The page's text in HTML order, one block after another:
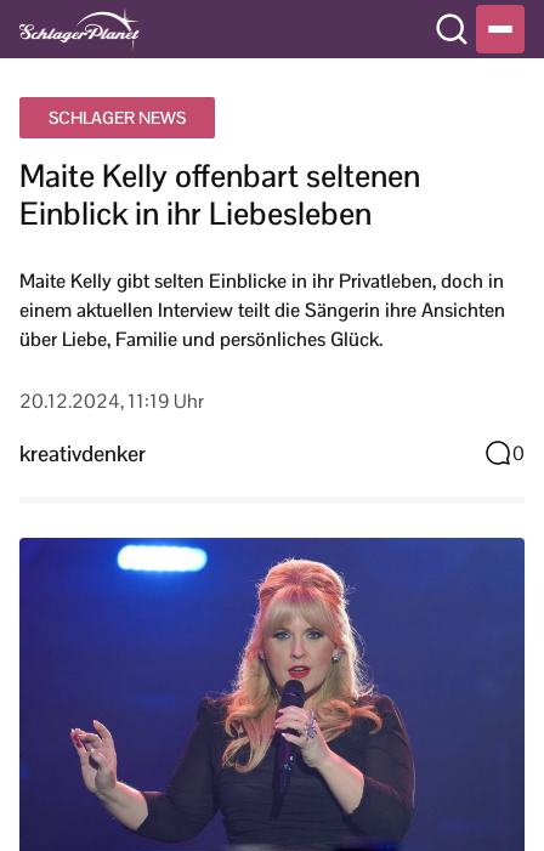
SCHLAGER NEWS
Maite Kelly offenbart seltenen
Einblick in ihr Liebesleben
Maite Kelly gibt selten Einblicke in ihr Privatleben, doch in
einem aktuellen Interview teilt die Sängerin ihre Ansichten
über Liebe, Familie und persönliches Glück.
20.12.2024, 11:19 Uhr
kreativdenker 0